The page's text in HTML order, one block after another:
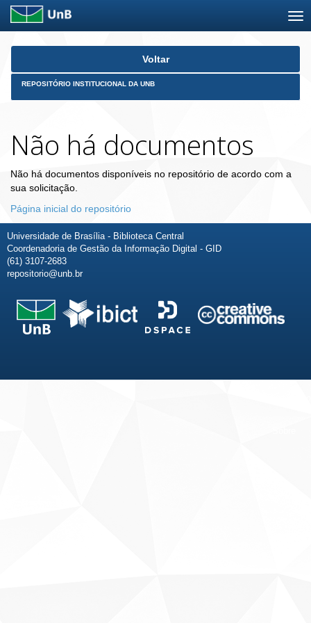
Skip
Voltar
REPOSITÓRIO INSTITUCIONAL DA UNB
Não há documentos
Não há documentos disponíveis no repositório de acordo com a
sua solicitação.
Página inicial do repositório
Universidade de Brasília - Biblioteca Central
Coordenadoria de Gestão da Informação Digital - GID
(61) 3107-2683
repositorio@unb.br